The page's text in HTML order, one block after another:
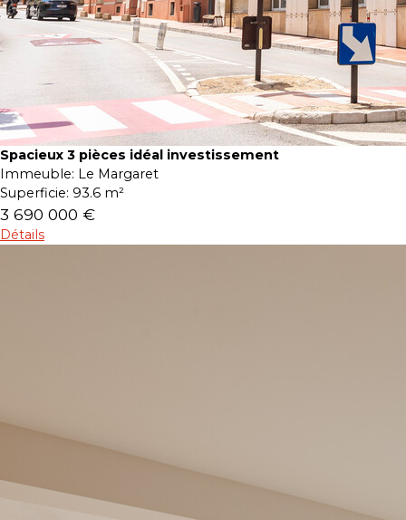
Spacieux 3 pièces idéal investissement
Immeuble: Le Margaret
Superficie: 93.6 m²
3 690 000 €
Détails